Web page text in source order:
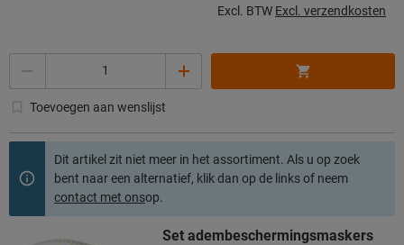
Excl. BTW Excl. verzendkosten
Toevoegen aan wenslijst
Dit artikel zit niet meer in het assortiment. Als u op zoek
bent naar een alternatief, klik dan op de links of neem
contact met onsop.
Set adembeschermingsmaskers